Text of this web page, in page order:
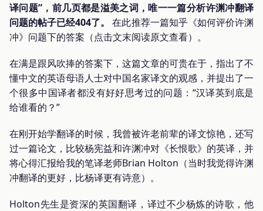
译问题”，前几页都是溢美之词，唯一一篇分析许渊冲翻译
问题的帖子已经404了。
在此推荐一篇知乎《如何评价许渊
冲》问题下的答案（点击文末阅读原文查看）。
在满是跟风吹捧的答案下，这篇文章的可贵在于，指出了不
懂中文的英语母语人士对中国名家译文的观感，并提出了一
个很多中国译者都没有好好思考过的问题：“汉译英到底是
给谁看的？”
在刚开始学翻译的时候，我曾被许老前辈的译文惊艳，还写
过一篇论文，比较杨宪益和许渊冲对《长恨歌》的英译，并
将心得汇报给我的笔译老师Brian Holton（当时我觉得许渊
冲翻译的更好，比杨译更有诗意）。
Holton先生是资深的英国翻译，译过不少杨炼的诗歌，他